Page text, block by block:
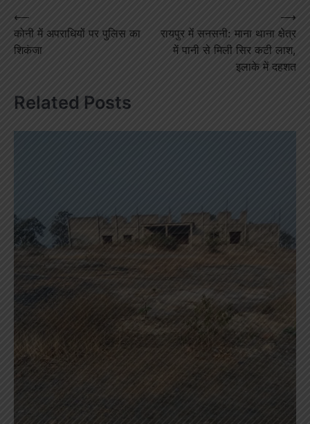
Post
navigation
⟵
कोनी में अपराधियों पर पुलिस का
शिकंजा
रायपुर में सनसनी: माना थाना क्षेत्र
में पानी से मिली सिर कटी लाश,
इलाके में दहशत
⟶
Related Posts